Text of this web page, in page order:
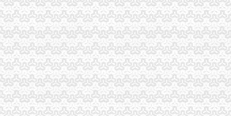
地址,电话,团购,营业时间-咸拉手网
宿舍楼装修工程（二期）办公设备采购项目招
设备耗材采购项目（二次）
孟菲斯”建设开放大通道_搜狐新闻_搜狐
：空港新城周陵街办北贺村1号（近海航
城公司注销服务_公司注销代理_公司注销费